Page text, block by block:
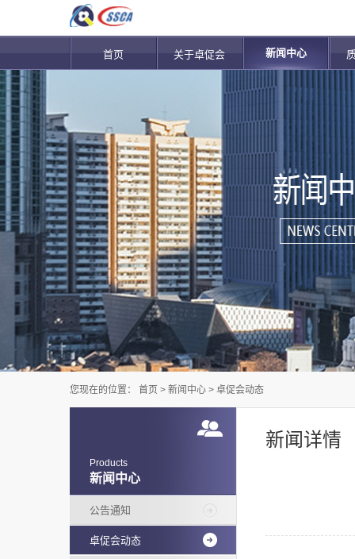
首页 关于卓促会 新闻中心
新闻中心
Products
公告通知
卓促会动态
新闻详情
您现在的位置： 首页 > 新闻中心 > 卓促会动态